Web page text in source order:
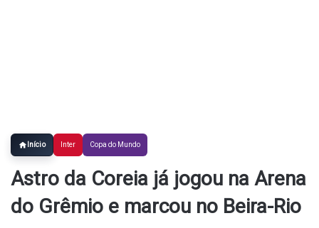
Início Inter Copa do Mundo
Astro da Coreia já jogou na Arena
do Grêmio e marcou no Beira-Rio